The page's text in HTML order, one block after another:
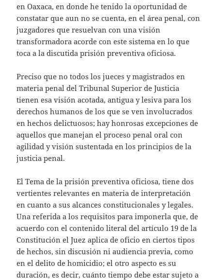
en Oaxaca, en donde he tenido la oportunidad de
constatar que aun no se cuenta, en el área penal, con
juzgadores que resuelvan con una visión
transformadora acorde con este sistema en lo que
toca a la discutida prisión preventiva oficiosa.
Preciso que no todos los jueces y magistrados en
materia penal del Tribunal Superior de Justicia
tienen esa visión acotada, antigua y lesiva para los
derechos humanos de los que se ven involucrados
en hechos delictuosos; hay honrosas excepciones de
aquellos que manejan el proceso penal oral con
agilidad y visión sustentada en los principios de la
justicia penal.
El Tema de la prisión preventiva oficiosa, tiene dos
vertientes relevantes en materia de interpretación
en cuanto a sus alcances constitucionales y legales.
Una referida a los requisitos para imponerla que, de
acuerdo con el contenido literal del artículo 19 de la
Constitución el Juez aplica de oficio en ciertos tipos
de hechos, sin discusión ni audiencia previa, como
en el delito de homicidio; el otro aspecto es su
duración, es decir, cuánto tiempo debe estar sujeto a